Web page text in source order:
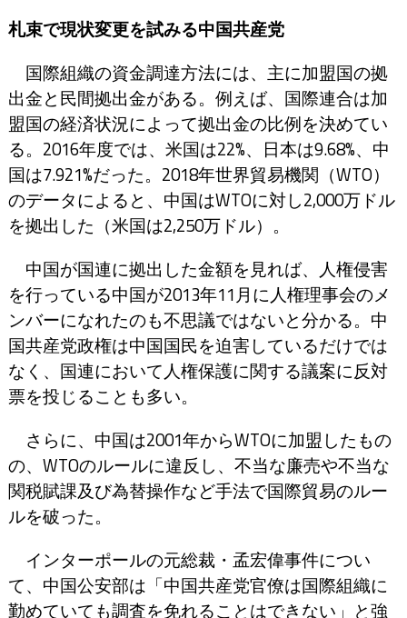
札束で現状変更を試みる中国共産党
国際組織の資金調達方法には、主に加盟国の拠
出金と民間拠出金がある。例えば、国際連合は加
盟国の経済状況によって拠出金の比例を決めてい
る。2016年度では、米国は22%、日本は9.68%、中
国は7.921%だった。2018年世界貿易機関（WTO）
のデータによると、中国はWTOに対し2,000万ドル
を拠出した（米国は2,250万ドル）。
中国が国連に拠出した金額を見れば、人権侵害
を行っている中国が2013年11月に人権理事会のメ
ンバーになれたのも不思議ではないと分かる。中
国共産党政権は中国国民を迫害しているだけでは
なく、国連において人権保護に関する議案に反対
票を投じることも多い。
さらに、中国は2001年からWTOに加盟したもの
の、WTOのルールに違反し、不当な廉売や不当な
関税賦課及び為替操作など手法で国際貿易のルー
ルを破った。
インターポールの元総裁・孟宏偉事件につい
て、中国公安部は「中国共産党官僚は国際組織に
勤めていても調査を免れることはできない」と強